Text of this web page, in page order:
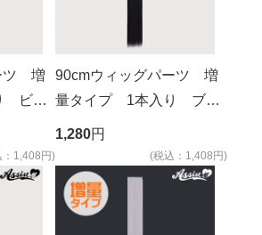
ツ 増
ビタ
：1,408円)
90cmウィッグパーツ 増
量タイプ 1本入り ブラ
ックブラウン 3
1,280円
(税込：1,408円)